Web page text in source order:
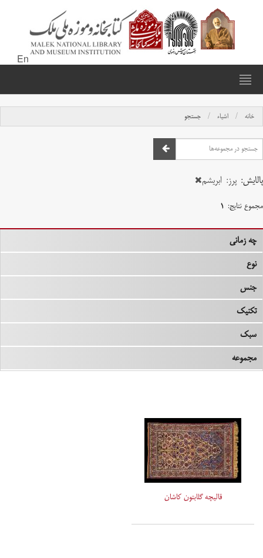
En
خانه اشیاء جستجو
پالایش:پرز: ابریشم
مجموع نتایج: ۱
چه زمانی
نوع
جنس
تکنیک
سبک
مجموعه
قالیچه گلابتون کاشان